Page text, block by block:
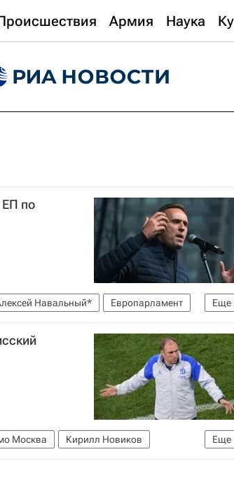
Армия Наука
ЕП по
Еще
Навальный*
Европарламент
Еще
Москва
Кирилл Новиков